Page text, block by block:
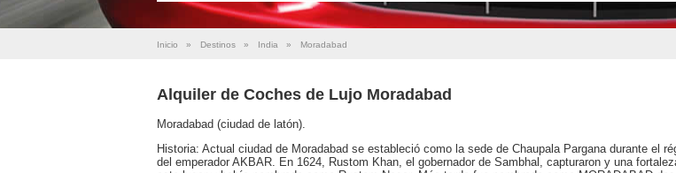
Inicio » Destinos » India » Moradabad
Alquiler de Coches de Lujo Moradabad
Moradabad (ciudad de latón).
Historia: Actual ciudad de Moradabad se estableció como la sede de Chaupala Pargana durante el
del emperador AKBAR. En 1624, Rustom Khan, el gobernador de Sambhal, capturaron y una